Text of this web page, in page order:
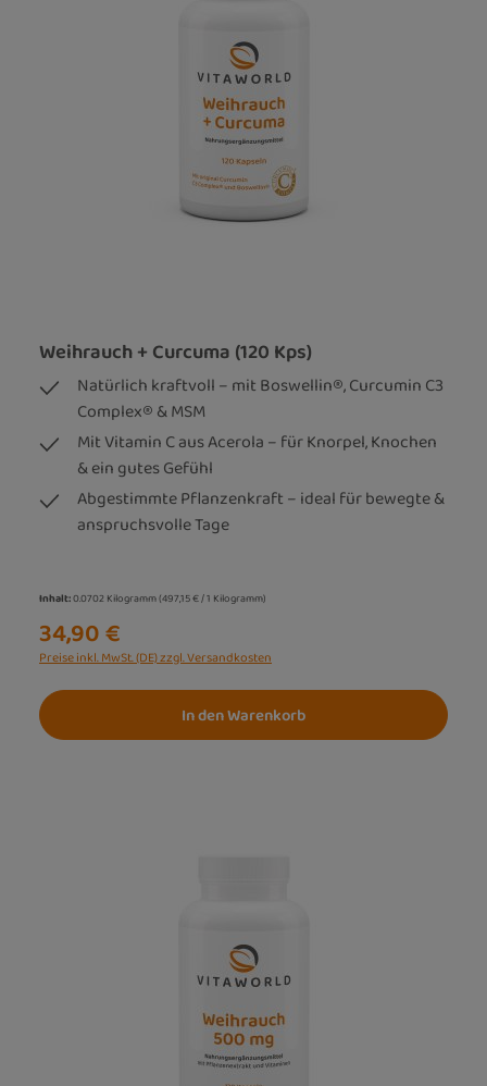
Weihrauch + Curcuma (120 Kps)
Natürlich kraftvoll – mit Boswellin®, Curcumin C3
Complex® & MSM
Mit Vitamin C aus Acerola – für Knorpel, Knochen
& ein gutes Gefühl
Abgestimmte Pflanzenkraft – ideal für bewegte &
anspruchsvolle Tage
Inhalt:0.0702 Kilogramm(497,15 € / 1 Kilogramm)
34,90 €
Preise inkl. MwSt. (DE) zzgl. Versandkosten
In den Warenkorb